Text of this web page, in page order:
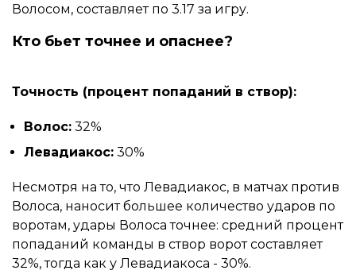
Волосом, составляет по 3.17 за игру.
Кто бьет точнее и опаснее?
Точность (процент попаданий в створ):
Волос: 32%
Левадиакос: 30%
Несмотря на то, что Левадиакос, в матчах против
Волоса, наносит большее количество ударов по
воротам, удары Волоса точнее: средний процент
попаданий команды в створ ворот составляет
32%, тогда как у Левадиакоса - 30%.